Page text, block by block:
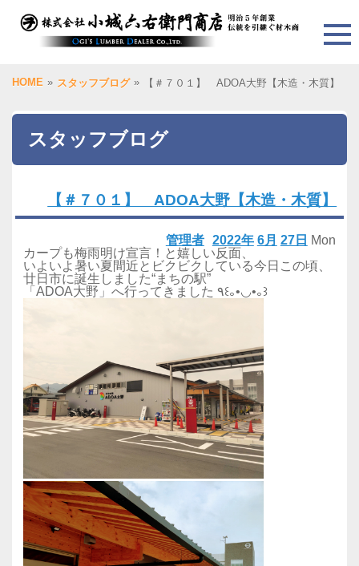
HOME » スタッフブログ » 【＃７０１】 ADOA大野【木造・木質】
スタッフブログ
【＃７０１】 ADOA大野【木造・木質】
2022年 6月 27日 Mon
管理者
カープも梅雨明け宣言！と嬉しい反面、
いよいよ暑い夏間近とビクビクしている今日この頃、
廿日市に誕生しました“まちの駅”
「ADOA大野」へ行ってきました ٩꒰｡•◡•｡꒱